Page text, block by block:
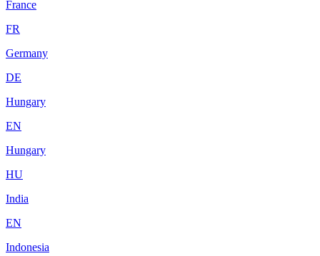
France
FR
Germany
DE
Hungary
EN
Hungary
HU
India
EN
Indonesia